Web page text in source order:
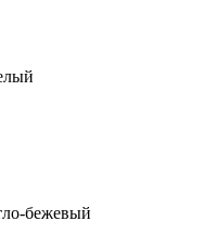
бежевый